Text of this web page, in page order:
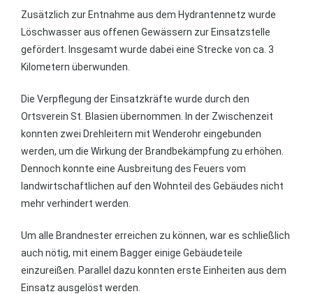
Zusätzlich zur Entnahme aus dem Hydrantennetz wurde
Löschwasser aus offenen Gewässern zur Einsatzstelle
gefördert. Insgesamt wurde dabei eine Strecke von ca. 3
Kilometern überwunden.
Die Verpflegung der Einsatzkräfte wurde durch den
Ortsverein St. Blasien übernommen. In der Zwischenzeit
konnten zwei Drehleitern mit Wenderohr eingebunden
werden, um die Wirkung der Brandbekämpfung zu erhöhen.
Dennoch konnte eine Ausbreitung des Feuers vom
landwirtschaftlichen auf den Wohnteil des Gebäudes nicht
mehr verhindert werden.
Um alle Brandnester erreichen zu können, war es schließlich
auch nötig, mit einem Bagger einige Gebäudeteile
einzureißen. Parallel dazu konnten erste Einheiten aus dem
Einsatz ausgelöst werden.